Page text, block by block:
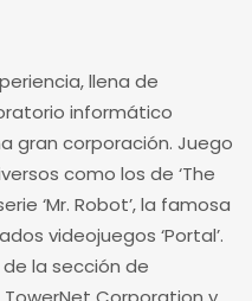
llena de
informático
gran corporación. Juego
como los de ‘The
‘Mr. Robot’, la famosa
videojuegos ‘Portal’.
la sección de